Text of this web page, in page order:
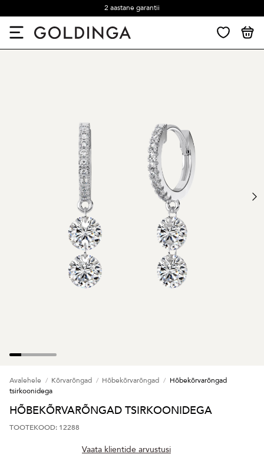
2 aastane garantii
Avalehele Kõrvarõngad Hõbekõrvarõngad
Hõbekõrvarõngad
tsirkoonidega
HÕBEKÕRVARÕNGAD TSIRKOONIDEGA
TOOTEKOOD: 12288
Vaata klientide arvustusi